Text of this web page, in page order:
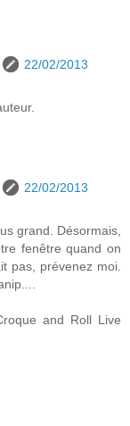
22/02/2013
22/02/2013
grand. Désormais,
fenêtre quand on
pas, prévenez moi.
and Roll Live